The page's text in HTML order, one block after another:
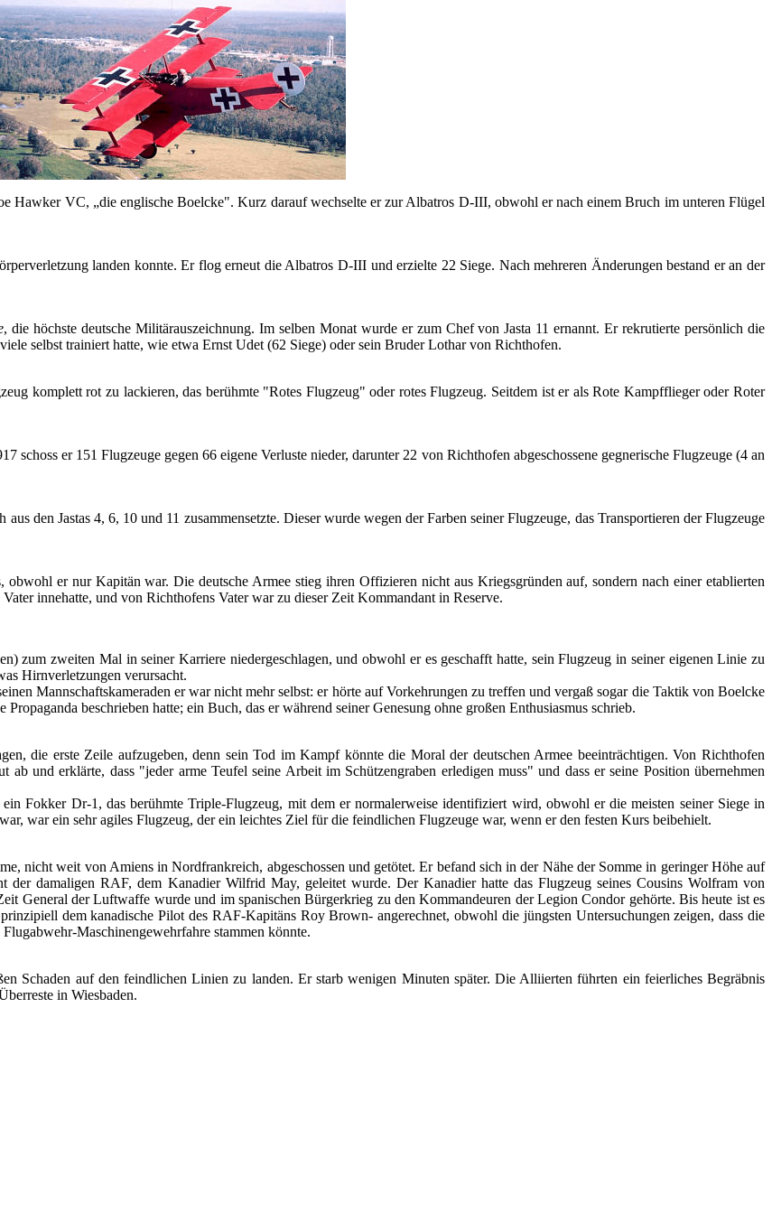
Hawker VC, „die englische Boelcke". Kurz darauf wechselte er zur Albatros D-III, obwohl er nach einem Bruch im unteren Flügel
landen konnte. Er flog erneut die Albatros D-III und erzielte 22 Siege. Nach mehreren Änderungen bestand er an der
, die höchste deutsche Militärauszeichnung. Im selben Monat wurde er zum Chef von Jasta 11 ernannt. Er rekrutierte persönlich die
selbst trainiert hatte, wie etwa Ernst Udet (62 Siege) oder sein Bruder Lothar von Richthofen.
komplett rot zu lackieren, das berühmte "Rotes Flugzeug" oder rotes Flugzeug. Seitdem ist er als Rote Kampfflieger oder Roter
er 151 Flugzeuge gegen 66 eigene Verluste nieder, darunter 22 von Richthofen abgeschossene gegnerische Flugzeuge (4 an
den Jastas 4, 6, 10 und 11 zusammensetzte. Dieser wurde wegen der Farben seiner Flugzeuge, das Transportieren der Flugzeuge
er nur Kapitän war. Die deutsche Armee stieg ihren Offizieren nicht aus Kriegsgründen auf, sondern nach einer etablierten
innehatte, und von Richthofens Vater war zu dieser Zeit Kommandant in Reserve.
zum zweiten Mal in seiner Karriere niedergeschlagen, und obwohl er es geschafft hatte, sein Flugzeug in seiner eigenen Linie zu
Hirnverletzungen verursacht.
Mannschaftskameraden er war nicht mehr selbst: er hörte auf Vorkehrungen zu treffen und vergaß sogar die Taktik von Boelcke
beschrieben hatte; ein Buch, das er während seiner Genesung ohne großen Enthusiasmus schrieb.
die erste Zeile aufzugeben, denn sein Tod im Kampf könnte die Moral der deutschen Armee beeinträchtigen. Von Richthofen
und erklärte, dass "jeder arme Teufel seine Arbeit im Schützengraben erledigen muss" und dass er seine Position übernehmen
Fokker Dr-1, das berühmte Triple-Flugzeug, mit dem er normalerweise identifiziert wird, obwohl er die meisten seiner Siege in
war ein sehr agiles Flugzeug, der ein leichtes Ziel für die feindlichen Flugzeuge war, wenn er den festen Kurs beibehielt.
nicht weit von Amiens in Nordfrankreich, abgeschossen und getötet. Er befand sich in der Nähe der Somme in geringer Höhe auf
der damaligen RAF, dem Kanadier Wilfrid May, geleitet wurde. Der Kanadier hatte das Flugzeug seines Cousins Wolfram von
General der Luftwaffe wurde und im spanischen Bürgerkrieg zu den Kommandeuren der Legion Condor gehörte. Bis heute ist es
dem kanadische Pilot des RAF-Kapitäns Roy Brown- angerechnet, obwohl die jüngsten Untersuchungen zeigen, dass die
Maschinengewehrfahre stammen könnte.
Schaden auf den feindlichen Linien zu landen. Er starb wenigen Minuten später. Die Alliierten führten ein feierliches Begräbnis
in Wiesbaden.